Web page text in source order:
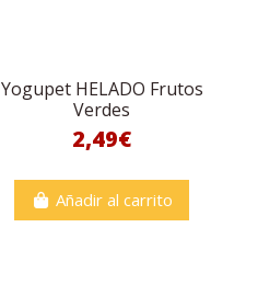
Yogupet HELADO Frutos
Verdes
2,49€
Añadir al carrito